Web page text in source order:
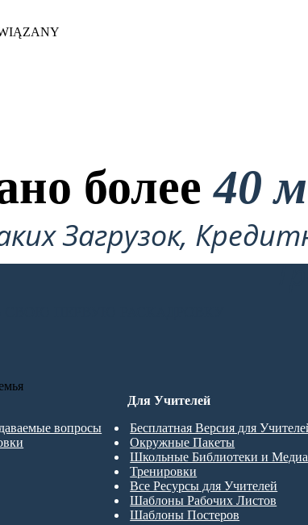
более40
Загрузок,
вопросы
Для Учителей
Бесплатная Версия для
Окружные Пакеты
Школьные Библиотеки и
Тренировки
Все Ресурсы для Учителей
Шаблоны Рабочих Листов
Шаблоны Постеров